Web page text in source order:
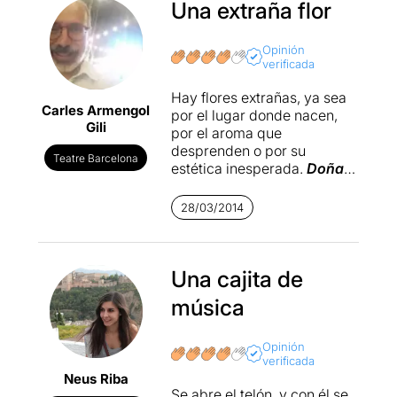
Carles Armengol
Gili
Teatre Barcelona
Una extraña flor
Opinión
verificada
Hay flores extrañas, ya sea
por el lugar donde nacen,
por el aroma que
desprenden o por su
estética inesperada. Doña
extraña flor dentro de la
obra de Lorca. No es de las
más preciadas ni de las que
el nombre deYerma
Bernarda, ni se acerca a la
fantasía del maleficio de la
del público… Esta es una
obra enmarcada entre el
28/03/2014
Neus Riba
Una cajita de
música
Opinión
verificada